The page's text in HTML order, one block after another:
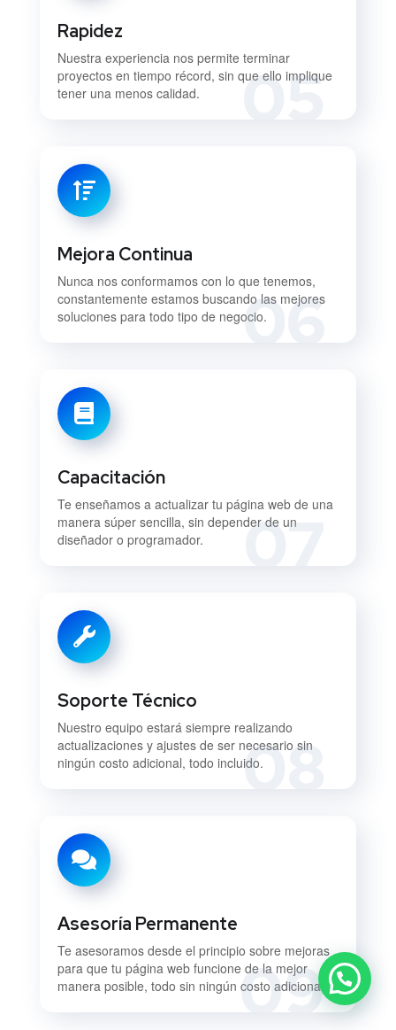
05
Rapidez
Nuestra experiencia nos permite terminar
proyectos en tiempo récord, sin que ello implique
tener una menos calidad.
06
Mejora Continua
Nunca nos conformamos con lo que tenemos,
constantemente estamos buscando las mejores
soluciones para todo tipo de negocio.
07
Capacitación
Te enseñamos a actualizar tu página web de una
manera súper sencilla, sin depender de un
diseñador o programador.
08
Soporte Técnico
Nuestro equipo estará siempre realizando
actualizaciones y ajustes de ser necesario sin
ningún costo adicional, todo incluido.
09
Asesoría Permanente
Te asesoramos desde el principio sobre mejoras
para que tu página web funcione de la mejor
manera posible, todo sin ningún costo adicional.